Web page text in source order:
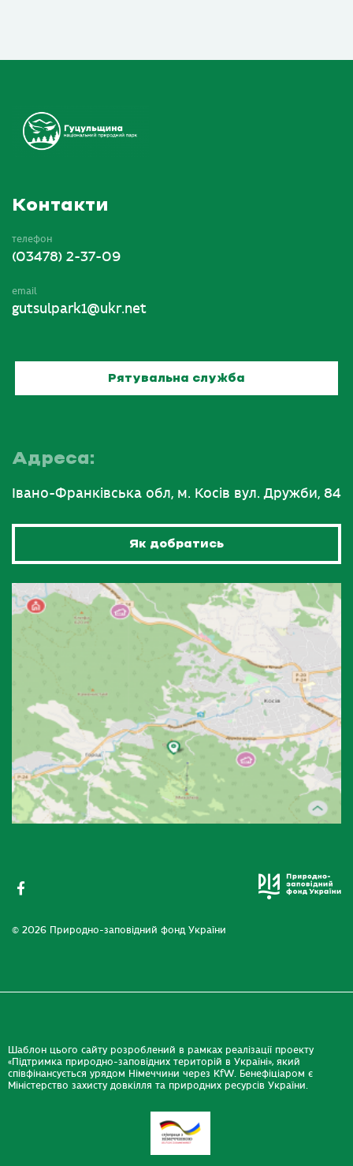
Контакти
телефон
(03478) 2-37-09
email
gutsulpark1@ukr.net
Рятувальна служба
Адреса:
Івано-Франківська обл, м. Косів вул. Дружби, 84
Як добратись
© 2026 Природно-заповідний фонд України
Шаблон цього сайту розроблений в рамках реалізації проекту
«Підтримка природно-заповідних територій в Україні», який
співфінансується урядом Німеччини через KfW. Бенефіціаром є
Міністерство захисту довкілля та природних ресурсів України.